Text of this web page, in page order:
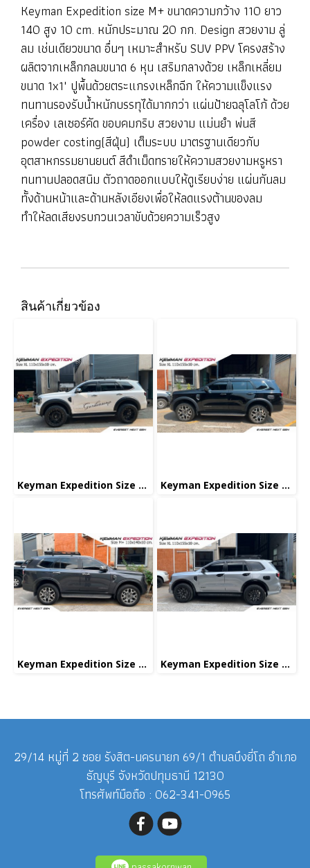
Keyman Expedition size M+ ขนาดความกว้าง 110 ยาว
140 สูง 10 cm. หนักประมาณ 20 กก. Design สวยงาม ลู่
ลม เช่นเดียวขนาด อื่นๆ เหมาะสำหรับ SUV PPV โครงสร้าง
ผลิตจากเหล็กกลมขนาด 6 หุน เสริมกลางด้วย เหล็กเหลี่ยม
ขนาด 1x1" ปูพื้นด้วยตระแกรงเหล็กฉีก ให้ความแข็งแรง
ทนทานรองรับน้ำหนักบรรทุได้มากกว่า แผ่นป้ายฉลุโลโก้ ด้วย
เครื่อง เลเซอร์คัด ขอบคมกริบ สวยงาม แม่นยำ พ่นสี
powder costing(สีฝุ่น) เต็มระบบ มาตรฐานเดียวกับ
อุตสาหกรรมยานยนต์ สีดำเม็ดทรายให้ความสวยงามหรูหรา
ทนทานปลอดสนิม ตัวถาดออกแบบให้ดูเรียบง่าย แผ่นกันลม
ทั้งด้านหน้าและด้านหลังเอียงเพื่อให้ลดแรงต้านของลม
ทำให้ลดเสียงรบกวนเวลาขับด้วยความเร็วสูง
สินค้าเกี่ยวข้อง
Keyman Expedition Size XL Keyman Expedition Size XL
Keyman Expedition Size M+ Keyman Expedition Size XL
29/14 หมู่ที่ 2 ซอย รังสิต-นครนายก 69/1 ตำบลบึงยี่โถ อำเภอ
ธัญบุรี จังหวัดปทุมธานี 12130
โทรศัพท์มือถือ : 062-341-0965